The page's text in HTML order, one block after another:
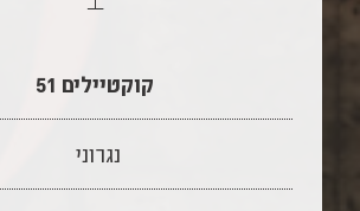
קוקטיילים 51
נגרוני